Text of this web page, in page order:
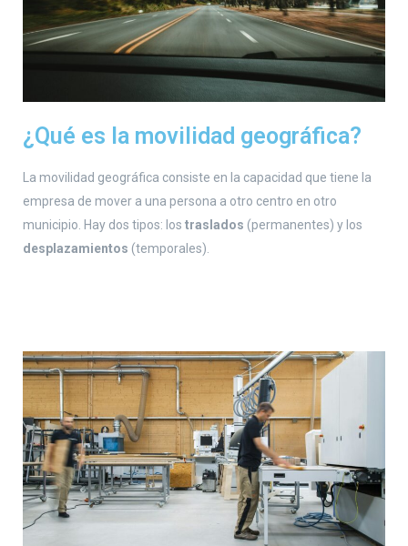
¿Qué es la movilidad geográfica?
La movilidad geográfica consiste en la capacidad que tiene la
empresa de mover a una persona a otro centro en otro
municipio. Hay dos tipos: los traslados (permanentes) y los
desplazamientos (temporales).